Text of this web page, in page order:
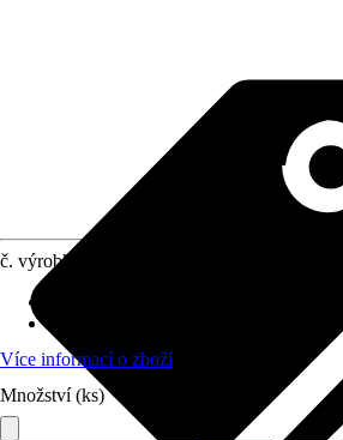
č. výrobku
Více informací o zboží
Množství (ks)